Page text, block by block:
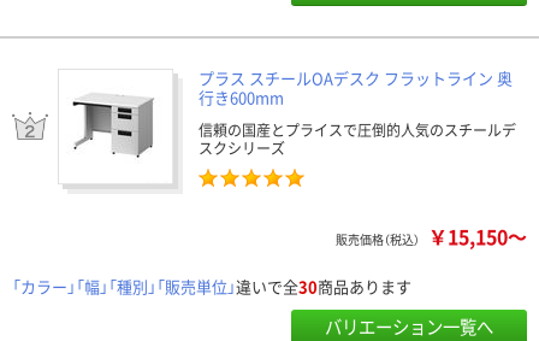
プラス スチールOAデスク フラットライン 奥
行き600mm
信頼の国産とプライスで圧倒的人気のスチールデ
スクシリーズ
販売価格（税込） ￥15,150～
「カラー」「幅」「種別」「販売単位」違いで全30商品あります
バリエーション一覧へ